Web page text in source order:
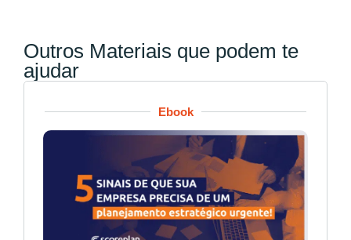
Outros Materiais que podem te
ajudar
Ebook